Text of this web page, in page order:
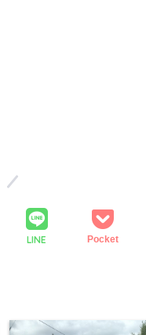
LINE Pocket